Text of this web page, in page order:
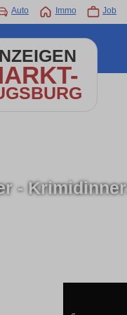
Auto Immo Job
-